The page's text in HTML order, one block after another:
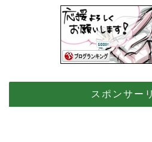
スポンサー